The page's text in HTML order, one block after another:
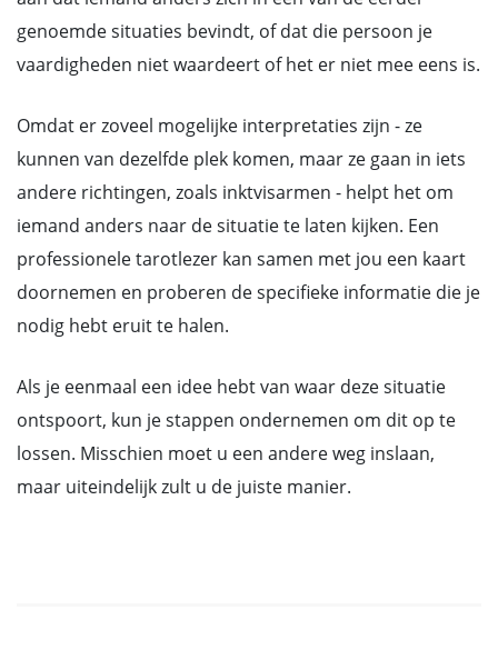
genoemde situaties bevindt, of dat die persoon je
vaardigheden niet waardeert of het er niet mee eens is.
Omdat er zoveel mogelijke interpretaties zijn - ze
kunnen van dezelfde plek komen, maar ze gaan in iets
andere richtingen, zoals inktvisarmen - helpt het om
iemand anders naar de situatie te laten kijken. Een
professionele tarotlezer kan samen met jou een kaart
doornemen en proberen de specifieke informatie die je
nodig hebt eruit te halen.
Als je eenmaal een idee hebt van waar deze situatie
ontspoort, kun je stappen ondernemen om dit op te
lossen. Misschien moet u een andere weg inslaan,
maar uiteindelijk zult u de juiste manier.